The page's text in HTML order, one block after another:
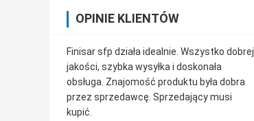
OPINIE KLIENTÓW
Finisar sfp działa idealnie. Wszystko dobrej
jakości, szybka wysyłka i doskonała
obsługa. Znajomość produktu była dobra
przez sprzedawcę. Sprzedający musi
kupić.